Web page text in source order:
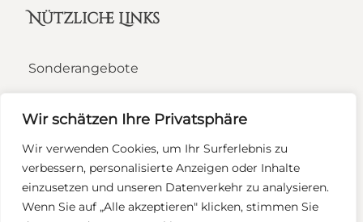
Wir schätzen Ihre Privatsphäre
Wir verwenden Cookies, um Ihr Surferlebnis zu
verbessern, personalisierte Anzeigen oder Inhalte
einzusetzen und unseren Datenverkehr zu analysieren.
Wenn Sie auf „Alle akzeptieren" klicken, stimmen Sie
Nützliche Links
Sonderangebote
Impressum